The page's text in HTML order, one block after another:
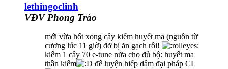
lethingoclinh
VĐV Phong Trào
mới vừa hốt xong cây kiếm huyết ma (nguồn từ
cương lúc 11 giờ) đỡ bị ăn gạch rồi!
kiếm 1 cây 70 e-tune nữa cho đủ bộ: huyết ma
thần kiếm
để luyện hiếp dâm đại pháp CL